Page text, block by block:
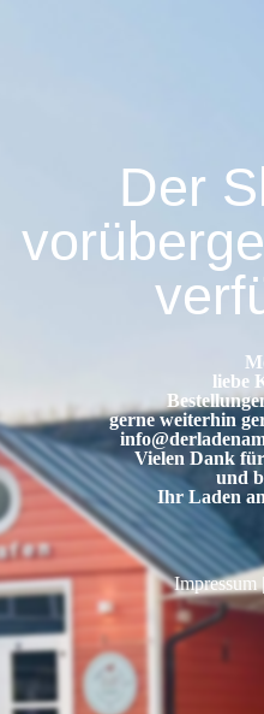
Der
liebe
gerne weiterhin
Vielen Dank
und
Ihr Laden
Impressum |